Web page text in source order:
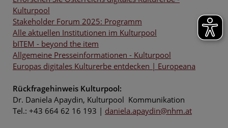
Kulturpool
Stakeholder Forum 2025: Programm
Alle aktuellen Institutionen im Kulturpool
bITEM - beyond the item
Allgemeine Presseinformationen - Kulturpool
Europas digitales Kulturerbe entdecken | Europeana
Rückfragehinweis Kulturpool:
Dr. Daniela Apaydin, Kulturpool Kommunikation
Tel.: +43 664 62 16 193 | daniela.apaydin@nhm.at